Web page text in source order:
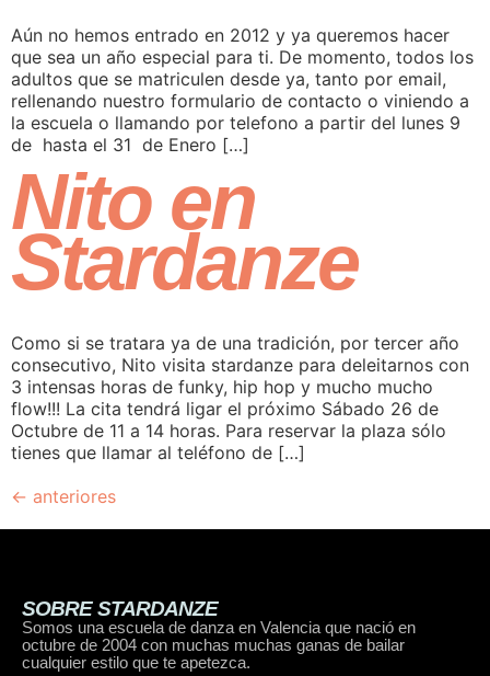
Aún no hemos entrado en 2012 y ya queremos hacer
que sea un año especial para ti. De momento, todos los
adultos que se matriculen desde ya, tanto por email,
rellenando nuestro formulario de contacto o viniendo a
la escuela o llamando por telefono a partir del lunes 9
de hasta el 31 de Enero […]
Nito en
Stardanze
Como si se tratara ya de una tradición, por tercer año
consecutivo, Nito visita stardanze para deleitarnos con
3 intensas horas de funky, hip hop y mucho mucho
flow!!! La cita tendrá ligar el próximo Sábado 26 de
Octubre de 11 a 14 horas. Para reservar la plaza sólo
tienes que llamar al teléfono de […]
← anteriores
SOBRE STARDANZE
Somos una escuela de danza en Valencia que nació en
octubre de 2004 con muchas muchas ganas de bailar
cualquier estilo que te apetezca.